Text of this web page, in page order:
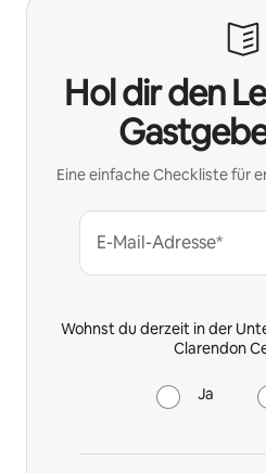
Hol dir den
Eine einfache Checkliste für
E-Mail-Adresse*
Wohnst du derzeit in der
Clarendon
Ja